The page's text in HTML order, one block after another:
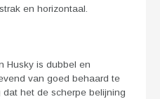
en horizontaal.
Husky is dubbel en
van goed behaard te
het de scherpe belijning